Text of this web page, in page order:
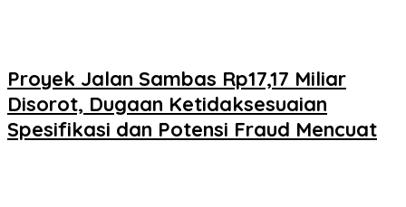
Proyek Jalan Sambas Rp17,17 Miliar
Disorot, Dugaan Ketidaksesuaian
Spesifikasi dan Potensi Fraud Mencuat